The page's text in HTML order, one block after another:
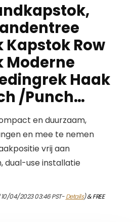
Row
Moderne
Haak
/Punch…
en duurzaam,
en mee te nemen
vrij aan
dual-use installatie
04/2023 03:46 PST-Details)&FREE